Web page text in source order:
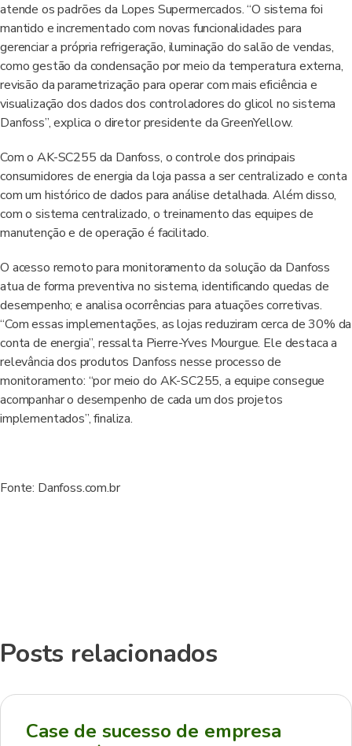
atende os padrões da Lopes Supermercados. “O sistema foi
mantido e incrementado com novas funcionalidades para
gerenciar a própria refrigeração, iluminação do salão de vendas,
como gestão da condensação por meio da temperatura externa,
revisão da parametrização para operar com mais eficiência e
visualização dos dados dos controladores do glicol no sistema
Danfoss”, explica o diretor presidente da GreenYellow.
Com o AK-SC255 da Danfoss, o controle dos principais
consumidores de energia da loja passa a ser centralizado e conta
com um histórico de dados para análise detalhada. Além disso,
com o sistema centralizado, o treinamento das equipes de
manutenção e de operação é facilitado.
O acesso remoto para monitoramento da solução da Danfoss
atua de forma preventiva no sistema, identificando quedas de
desempenho; e analisa ocorrências para atuações corretivas.
“Com essas implementações, as lojas reduziram cerca de 30% da
conta de energia”, ressalta Pierre-Yves Mourgue. Ele destaca a
relevância dos produtos Danfoss nesse processo de
monitoramento: “por meio do AK-SC255, a equipe consegue
acompanhar o desempenho de cada um dos projetos
implementados”, finaliza.
Fonte: Danfoss.com.br
Posts relacionados
Case de sucesso de empresa